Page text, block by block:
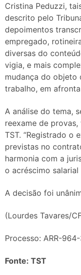
Cristina Peduzzi,
descrito pelo
depoimentos
empregado,
diversas do
vigia, e mais
mudança do
trabalho, em
A análise do tema,
reexame de
TST. “Registrado o
previstas no
harmonia com a
o acréscimo salarial
A decisão foi
(Lourdes Tavares/
Processo: ARR-
Fonte: TST